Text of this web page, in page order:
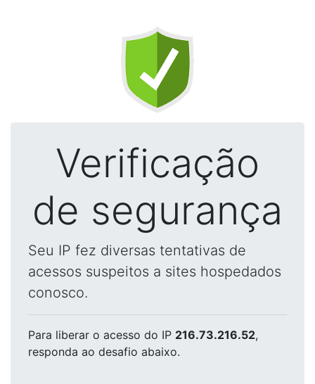
Verificação
de segurança
Seu IP fez diversas tentativas de
acessos suspeitos a sites hospedados
conosco.
Para liberar o acesso do IP 216.73.216.52,
responda ao desafio abaixo.